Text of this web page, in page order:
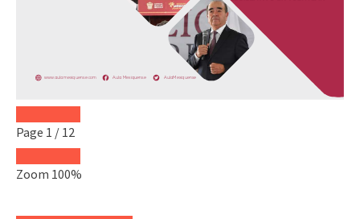
Page 1 / 12
Zoom 100%